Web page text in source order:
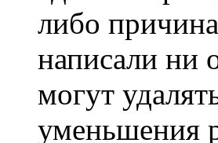
либо
написали ни
могут
уменьшения